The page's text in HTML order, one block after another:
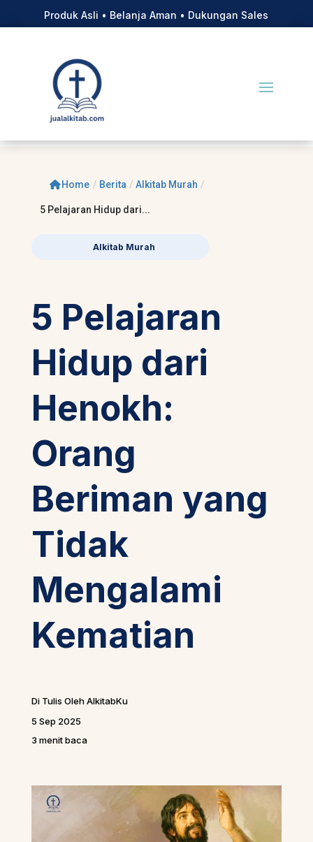
Produk Asli • Belanja Aman • Dukungan Sales
Home / Berita / Alkitab Murah /
5 Pelajaran Hidup dari...
Alkitab Murah
5 Pelajaran
Hidup dari
Henokh:
Orang
Beriman yang
Tidak
Mengalami
Kematian
Di Tulis Oleh AlkitabKu
5 Sep 2025
3 menit baca